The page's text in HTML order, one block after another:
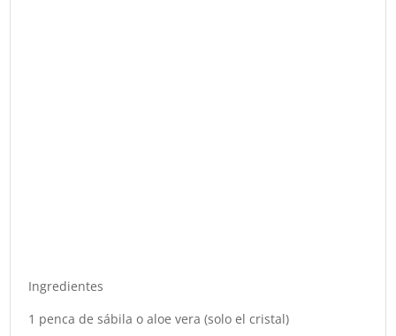
Ingredientes
1 penca de sábila o aloe vera (solo el cristal)